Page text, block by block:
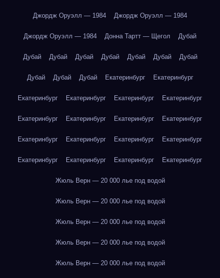
Джордж Оруэлл — 1984 Джордж Оруэлл — 1984
Джордж Оруэлл — 1984 Донна Тартт — Щегол Дубай
Дубай Дубай Дубай Дубай Дубай Дубай Дубай
Дубай Дубай Дубай Екатеринбург Екатеринбург
Екатеринбург Екатеринбург Екатеринбург Екатеринбург
Екатеринбург Екатеринбург Екатеринбург Екатеринбург
Екатеринбург Екатеринбург Екатеринбург Екатеринбург
Екатеринбург Екатеринбург Екатеринбург Екатеринбург
Жюль Верн — 20 000 лье под водой
Жюль Верн — 20 000 лье под водой
Жюль Верн — 20 000 лье под водой
Жюль Верн — 20 000 лье под водой
Жюль Верн — 20 000 лье под водой